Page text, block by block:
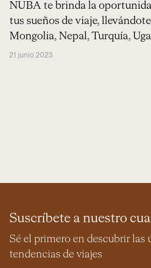
NUBA te brinda la
tus sueños de viaje,
Mongolia, Nepal, Turquía,
21 junio 2023
Suscríbete a nuestro
Sé el primero en descubrir las
tendencias de viajes